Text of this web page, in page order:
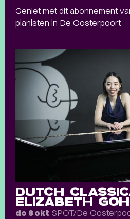
Geniet met dit abonnement
pianisten in De Oosterpoort
DUTCH
ELIZABETH GOH
do 8 okt SPOT/De